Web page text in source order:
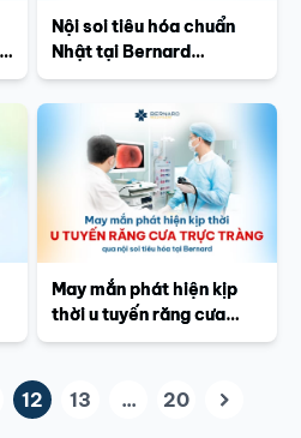
Nội soi tiêu hóa chuẩn
Nhật tại Bernard
Healthcare
May mắn phát hiện kịp
thời u tuyến răng cưa
trực tràng nhờ nội soi đại
Healthcare
12(current)
13 ... 20